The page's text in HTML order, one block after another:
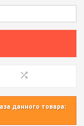
данного товара: